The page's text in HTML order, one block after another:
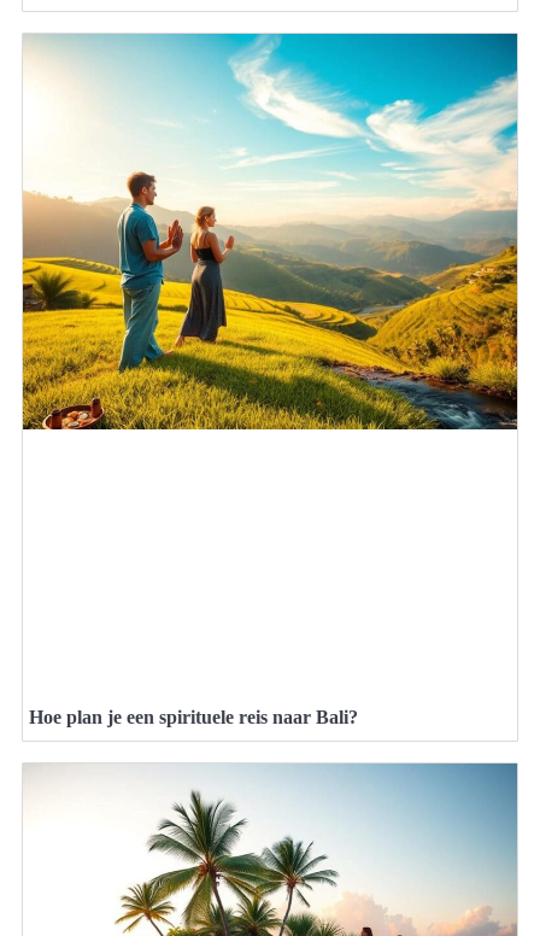
Hoe plan je een spirituele reis naar Bali?